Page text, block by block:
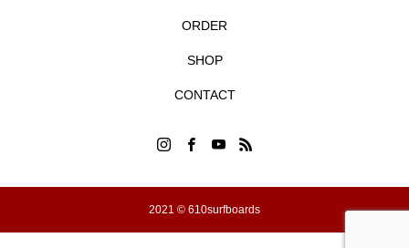
ORDER
SHOP
CONTACT
2021 © 610surfboards